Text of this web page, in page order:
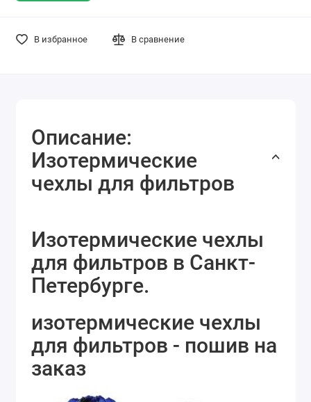
В избранное В сравнение
Описание:
Изотермические
чехлы для фильтров
Изотермические чехлы
для фильтров в Санкт-
Петербурге.
изотермические чехлы
для фильтров - пошив на
заказ